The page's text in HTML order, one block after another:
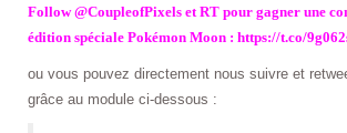
Follow @CoupleofPixels et RT pour gagner une
édition spéciale Pokémon Moon : https://t.co/
ou vous pouvez directement nous suivre et
grâce au module ci-dessous :